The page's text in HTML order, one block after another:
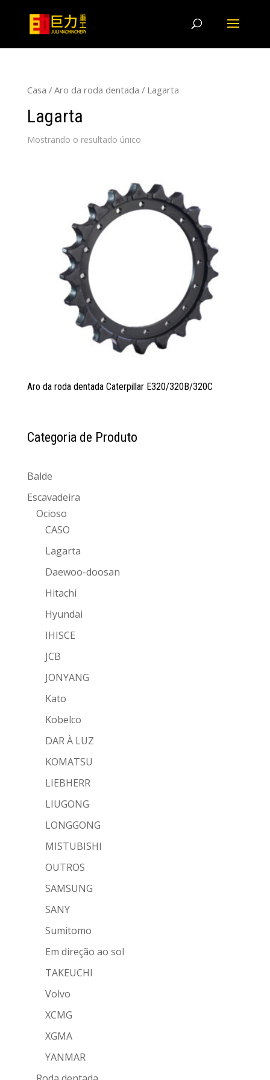
Casa / Aro da roda dentada / Lagarta
Lagarta
Mostrando o resultado único
Aro da roda dentada Caterpillar E320/320B/320C
Categoria de Produto
Balde
Escavadeira
Ocioso
CASO
Lagarta
Daewoo-doosan
Hitachi
Hyundai
IHISCE
JCB
JONYANG
Kato
Kobelco
DAR À LUZ
KOMATSU
LIEBHERR
LIUGONG
LONGGONG
MISTUBISHI
OUTROS
SAMSUNG
SANY
Sumitomo
Em direção ao sol
TAKEUCHI
Volvo
XCMG
XGMA
YANMAR